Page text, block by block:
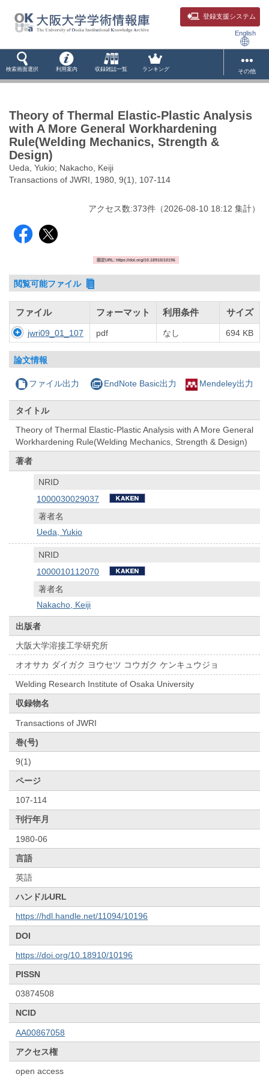
登録支援システム
English
検索画面選択 利用案内 収録雑誌一覧 ランキング その他
Theory of Thermal Elastic-Plastic Analysis
with A More General Workhardening
Rule(Welding Mechanics, Strength &
Design)
Ueda, Yukio; Nakacho, Keiji
Transactions of JWRI, 1980, 9(1), 107-114
アクセス数:373件 （2026-08-10 18:12 集計）
固定URL: https://doi.org/10.18910/10196
閲覧可能ファイル
ファイル フォーマット 利用条件 サイズ
jwri09_01_107 pdf なし 694 KB
論文情報
ファイル出力 EndNote Basic出力 Mendeley出力
タイトル
Theory of Thermal Elastic-Plastic Analysis with A More General
Workhardening Rule(Welding Mechanics, Strength & Design)
著者
NRID
1000030029037
著者名
Ueda, Yukio
NRID
1000010112070
著者名
Nakacho, Keiji
出版者
大阪大学溶接工学研究所
オオサカ ダイガク ヨウセツ コウガク ケンキュウジョ
Welding Research Institute of Osaka University
収録物名
Transactions of JWRI
巻(号)
9(1)
ページ
107-114
刊行年月
1980-06
言語
英語
ハンドルURL
https://hdl.handle.net/11094/10196
DOI
https://doi.org/10.18910/10196
PISSN
03874508
NCID
AA00867058
アクセス権
open access